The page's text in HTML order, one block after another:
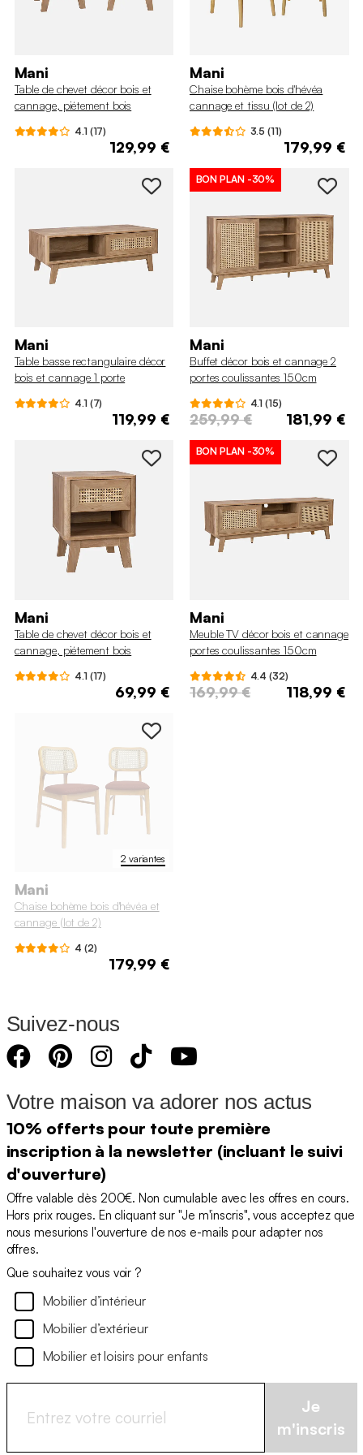
Mani
Table de chevet décor bois et
cannage, piétement bois
4.1 (17)
129,99 €
Mani
Chaise bohème bois d'hévéa
cannage et tissu (lot de 2)
3.5 (11)
179,99 €
Mani
Table basse rectangulaire décor
bois et cannage 1 porte
4.1 (7)
119,99 €
BON PLAN-30%
Mani
Buffet décor bois et cannage 2
portes coulissantes 150cm
4.1 (15)
259,99 € 181,99 €
Mani
Table de chevet décor bois et
cannage, piétement bois
4.1 (17)
69,99 €
BON PLAN-30%
Mani
Meuble TV décor bois et cannage
portes coulissantes 150cm
4.4 (32)
169,99 € 118,99 €
2 variantes
Mani
Chaise bohème bois d'hévéa et
cannage (lot de 2)
4 (2)
179,99 €
Suivez-nous
Votre maison va adorer nos actus
10% offerts pour toute première
inscription à la newsletter (incluant le suivi
d'ouverture)
Offre valable dès 200€. Non cumulable avec les offres en cours.
Hors prix rouges. En cliquant sur "Je m'inscris", vous acceptez que
nous mesurions l'ouverture de nos e-mails pour adapter nos
offres.
Que souhaitez vous voir ?
Mobilier d’intérieur
Mobilier d’extérieur
Mobilier et loisirs pour enfants
Je
m'inscris